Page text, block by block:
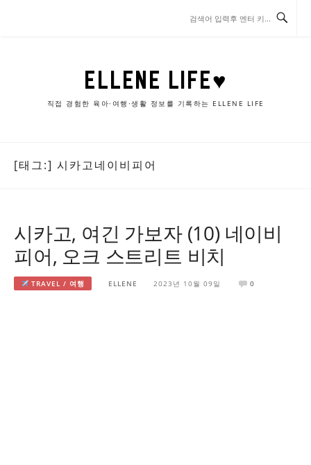
ELLENE LIFE♥
직접 경험한 육아·여행·생활 정보를 기록하는 ELLENE LIFE
[태그:] 시카고네이비피어
시카고, 여긴 가보자 (10) 네이비
피어, 오크 스트리트 비치
TRAVEL / 여행 ELLENE 2023년 10월 09일 0